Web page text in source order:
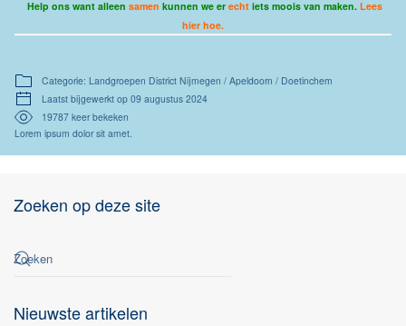
Help ons want alleen samen kunnen we er echt iets moois van maken. Lees
hier hoe.
Categorie: Landgroepen District Nijmegen / Apeldoorn / Doetinchem
Laatst bijgewerkt op 09 augustus 2024
19787 keer bekeken
Lorem ipsum dolor sit amet.
Zoeken op deze site
Nieuwste artikelen